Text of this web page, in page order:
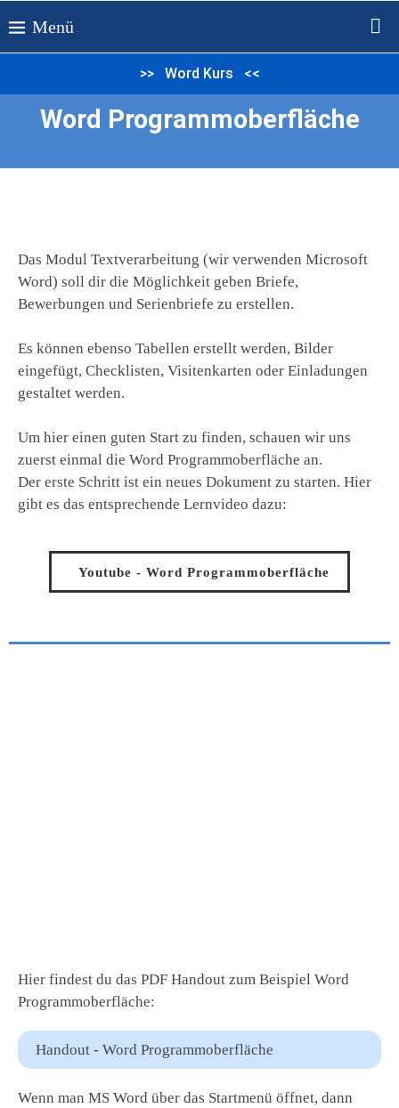
>> Word Kurs <<
Word Programmoberfläche​
Das Modul Textverarbeitung (wir verwenden Microsoft
Word) soll dir die Möglichkeit geben Briefe,
Bewerbungen und Serienbriefe zu erstellen.
Es können ebenso Tabellen erstellt werden, Bilder
eingefügt, Checklisten, Visitenkarten oder Einladungen
gestaltet werden.
Um hier einen guten Start zu finden, schauen wir uns
zuerst einmal die Word Programmoberfläche an.
Der erste Schritt ist ein neues Dokument zu starten. Hier
gibt es das entsprechende Lernvideo dazu:
Youtube - Word Programmoberfläche
Hier findest du das PDF Handout zum Beispiel Word
Programmoberfläche:
Handout - Word Programmoberfläche
Wenn man MS Word über das Startmenü öffnet, dann